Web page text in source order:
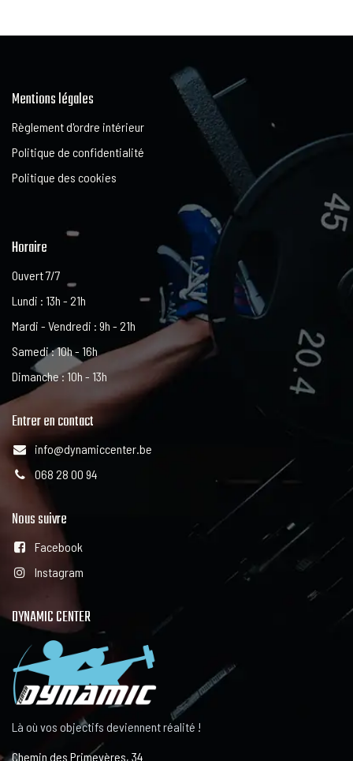
Mentions légales
Règlement d'ordre intérieur
Politique de confidentialité
Politique des cookies
Horaire
Ouvert 7/7
Lundi : 13h - 21h
Mardi - Vendredi : 9h - 21h
Samedi : 10h - 16h
Dimanche : 10h - 13h
Entrer en contact
info@dynamiccenter.be
068 28 00 94
Nous suivre
Facebook
Instagram
DYNAMIC CENTER
Là où vos objectifs deviennent réalité !
Chemin des Primevères, 34